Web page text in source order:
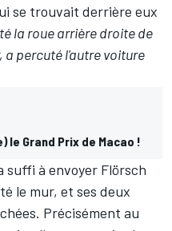
se trouvait derrière eux
la roue arrière droite de
a percuté l'autre voiture
le Grand Prix de Macao !
suffi à envoyer Flörsch
le mur, et ses deux
Précisément au